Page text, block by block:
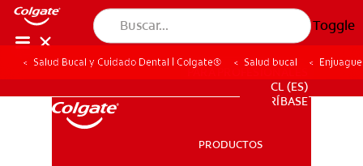
Toggle
PARA PROFESIONALES
CL (ES)
SUSCRÍBASE
PRODUCTOS
Salud Bucal y Cuidado Dental | Colgate® Salud bucal